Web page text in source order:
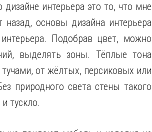
интерьера это то, что мне
основы дизайна интерьера
Подобрав цвет, можно
выделять зоны. Тёплые тона
от жёлтых, персиковых или
природного света стены такого
тускло.